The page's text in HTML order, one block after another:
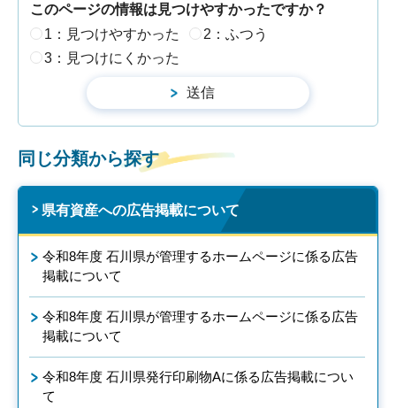
このページの情報は見つけやすかったですか？
1：見つけやすかった
2：ふつう
3：見つけにくかった
同じ分類から探す
県有資産への広告掲載について
令和8年度 石川県が管理するホームページに係る広告
掲載について
令和8年度 石川県が管理するホームページに係る広告
掲載について
令和8年度 石川県発行印刷物Aに係る広告掲載につい
て